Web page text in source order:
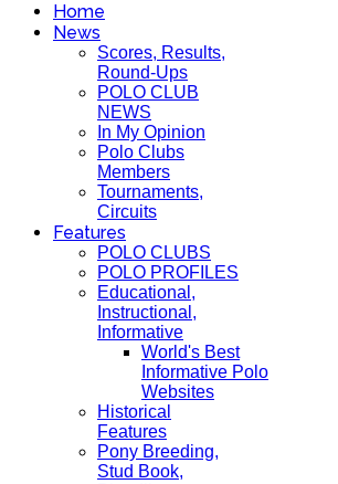
Home
News
Scores, Results,
Round-Ups
POLO CLUB
NEWS
In My Opinion
Polo Clubs
Members
Tournaments,
Circuits
Features
POLO CLUBS
POLO PROFILES
Educational,
Instructional,
Informative
World's Best
Informative Polo
Websites
Historical
Features
Pony Breeding,
Stud Book,